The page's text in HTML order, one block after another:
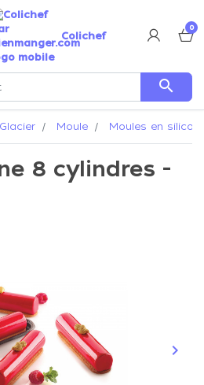
Colichef
0
search
Moule Moules en
8 cylindres -
keyboard_arrow_right